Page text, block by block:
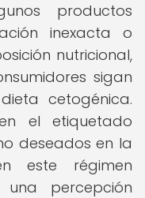
productos
inexacta o
nutricional,
sigan
cetogénica.
el etiquetado
deseados en la
este régimen
percepción